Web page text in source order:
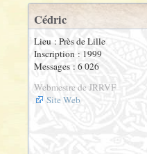
Cédric
Lieu : Près de Lille
Inscription : 1999
Messages : 6 026
Webmestre de JRRVF
Site Web